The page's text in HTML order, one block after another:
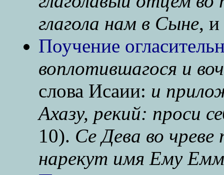
глагола нам в Сыне, и
Поучение
воплотившагося и
слова Исаии: и
Ахазу, рекий: проси
10). Се Дева во
нарекут имя Ему